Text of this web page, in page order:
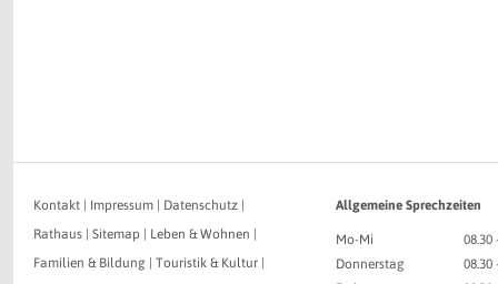
Kontakt Impressum Datenschutz
Rathaus
Sitemap Leben & Wohnen
Familien & Bildung
Touristik & Kultur
Allgemeine Sprechzeiten
Mo-Mi
08.30
Donnerstag
08.30